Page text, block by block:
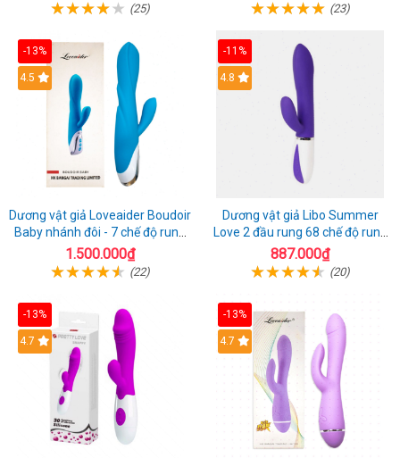
(25) (23)
-13%
4.5
Dương vật giả Loveaider Boudoir
Baby nhánh đôi - 7 chế độ rung
sạc điện
1.500.000₫
(22)
-11%
4.8
Dương vật giả Libo Summer
Love 2 đầu rung 68 chế độ rung
sạc pin thỏa mãn
887.000₫
(20)
-13%
4.7
-13%
4.7